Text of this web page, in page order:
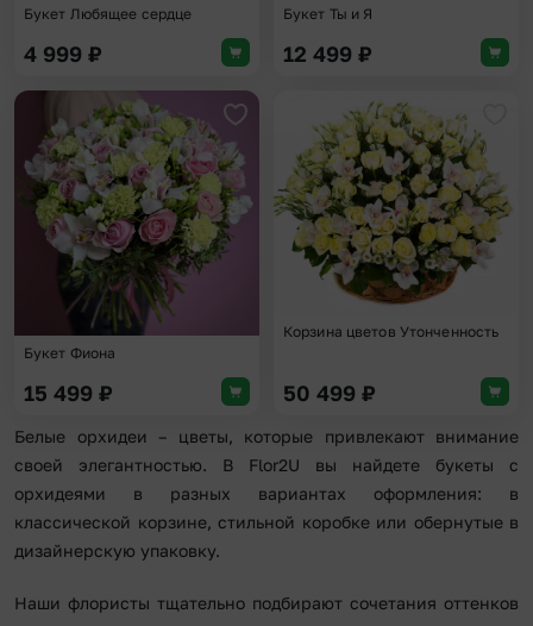
Букет Любящее сердце
4 999 ₽
Букет Ты и Я
12 499 ₽
Добавить в избранное
Букет Фиона
15 499 ₽
Корзина цветов Утонченность
50 499 ₽
Белые орхидеи – цветы, которые привлекают внимание
своей элегантностью. В Flor2U вы найдете букеты с
орхидеями в разных вариантах оформления: в
классической корзине, стильной коробке или обернутые в
дизайнерскую упаковку.
Наши флористы тщательно подбирают сочетания оттенков